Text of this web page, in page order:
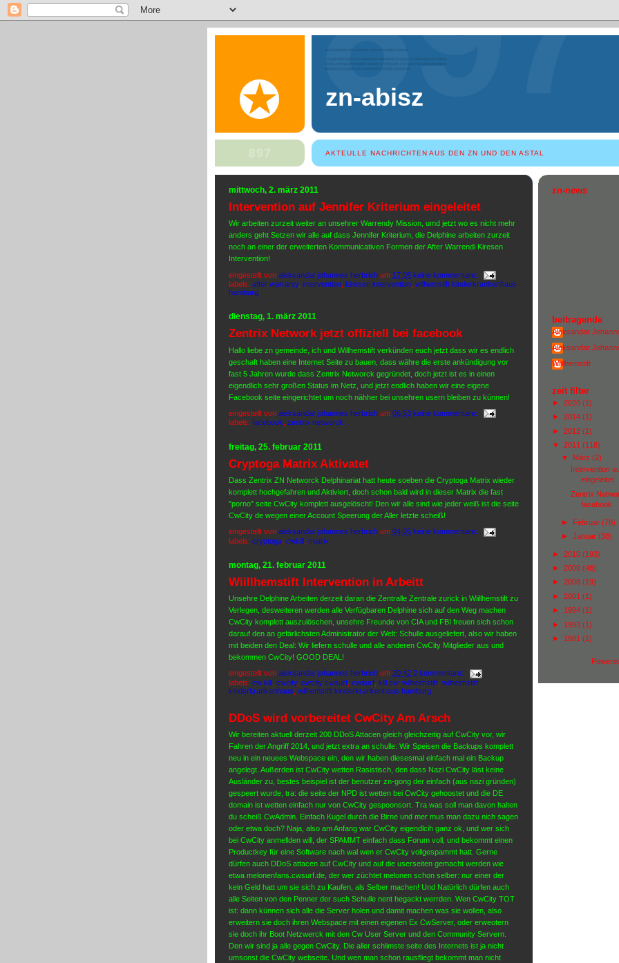
zn-abisz
AKTEULLE NACHRICHTEN AUS DEN ZN UND DEN ASTAL
mittwoch, 2. märz 2011
Intervention auf Jennifer Kriterium eingeleitet
Wir arbeiten zurzeit weiter an unsehrer Warrendy Mission, umd jetzt wo es nicht mehr
anders geht Setzen wir alle auf dass Jennifer Kriterium, die Delphine arbeiten zurzeit
noch an einer der erweiterten Kommunicativen Formen der After Warrendi Kiresen
Intervention!
eingestellt von aleksandar johannes herbrich um 17:05 keine kommentare:
labels: after warranty, intervention kiresen intervention wilhemstift kinderkrankenhaus
hamburg
dienstag, 1. märz 2011
Zentrix Network jetzt offiziell bei facebook
Hallo liebe zn gemeinde, ich und Willhemstift verkünden euch jetzt dass wir es endlich
geschaft haben eine Internet Seite zu bauen, dass währe die erste ankündigung vor
fast 5 Jahren wurde dass Zentrix Networck gegründet, doch jetzt ist es in einen
eigendlich sehr großen Status im Netz, und jetzt endlich haben wir eine eigene
Facebook seite eingerichtet um noch nähher bei unsehren usern bleiben zu künnen!
eingestellt von aleksandar johannes herbrich um 06:53 keine kommentare:
labels: facebook, zentrix networck
freitag, 25. februar 2011
Cryptoga Matrix Aktivatet
Dass Zentrix ZN Networck Delphinariat hatt heute soeben die Cryptoga Matrix wieder
komplett hochgefahren und Aktiviert, doch schon bald wird in dieser Matrix die fast
"porno" seite CwCity komplett ausgelöscht! Den wir alle sind wie jeder weiß ist die seite
CwCity de wegen einer Account Speerung der Aller letzte scheiß!
eingestellt von aleksandar johannes herbrich um 04:05 keine kommentare:
labels: cryptoga cwkill matrix
montag, 21. februar 2011
Wiillhemstift Intervention in Arbeitt
Unsehre Delphine Arbeiten derzeit daran die Zentralle Zentrale zurick in Wiillhemstift zu
Verlegen, desweiteren werden alle Verfügbaren Delphine sich auf den Weg machen
CwCity komplett auszulöschen, unsehre Freunde von CIA und FBI freuen sich schon
darauf den an gefärlichsten Administrator der Welt: Schulle ausgeliefert, also wir haben
mit beiden den Deal: Wir liefern schulle und alle anderen CwCity Mitglieder aus und
bekommen CwCity! GOOD DEAL!
eingestellt von aleksandar johannes herbrich um 20:42 2 kommentare:
labels: cw kill cwcity, cwcity cwsurf cwsurf kill cw, wilhelmstift wilhelmstift
kinderkrankenhaus wilhemstift kinderkrankenhaus hamburg
DDoS wird vorbereitet CwCity Am Arsch
Wir bereiten aktuell derzeit 200 DDoS Attacen gleich gleichzeitig auf CwCity vor, wir
Fahren der Angriff 2014, und jetzt extra an schulle: Wir Speisen die Backups komplett
neu in ein neuees Webspace ein, den wir haben diesesmal einfach mal ein Backup
angelegt. Außerden ist CwCity wetten Rasistisch, den dass Nazi CwCity läst keine
Ausländer zu, bestes beispiel ist der benutzer zn-gong der einfach (aus nazi gründen)
gespeert wurde, tra: die seite der NPD ist wetten bei CwCity gehoostet und die DE
domain ist wetten einfach nur von CwCity gespoonsort. Tra was soll man davon halten
du scheiß CwAdmin. Einfach Kugel durch die Birne und mer mus man dazu nich sagen
oder etwa doch? Naja, also am Anfang war CwCity eigendlcih ganz ok, und wer sich
bei CwCity anmellden will, der SPAMMT einfach dass Forum voll, und bekommt einen
Productkey für eine Software nach wal wen er CwCity vollgespammt hatt. Gerne
dürfen auch DDoS attacen auf CwCity und auf die userseiten gemacht werden wie
etwa melonenfans.cwsurf.de, der wer züchtet melonen schon selber: nur einer der
kein Geld hatt um sie sich zu Kaufen, als Selber machen! Und Natürlich dürfen auch
alle Seiten von den Penner der such Schulle nent hegackt werrden. Wen CwCity TOT
ist: dann künnen sich alle die Server holen und damit machen was sie wollen, also
erweitern sie doch ihren Webspace mit einen eigenen Ex CwServer, oder erweotern
sie doch ihr Boot Netzwerck mit den Cw User Server und den Community Servern.
Den wir sind ja alle gegen CwCity. Die aller schlimste seite des Internets ist ja nicht
umsonst die CwCity webseite. Und wen man schon rausfliegt bekommt man nicht
zn-news
beitragende
Aleksandar
Aleksandar
Wiillhemstift
zeit filter
► 2020 (1)
► 2014 (1)
► 2012 (1)
▼ 2011 (118)
▼ März (2)
Intervention
eingeleitet
Zentrix
facebook
► Februar (78)
► Januar (38)
► 2010 (193)
► 2009 (46)
► 2008 (19)
► 2001 (1)
► 1994 (1)
► 1993 (1)
► 1981 (1)